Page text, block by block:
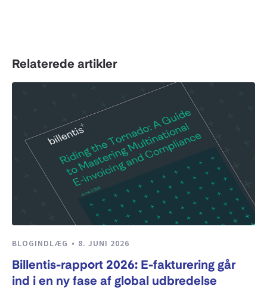
Relaterede artikler
BLOGINDLÆG 8. JUNI 2026
Billentis-rapport 2026: E-fakturering går
ind i en ny fase af global udbredelse